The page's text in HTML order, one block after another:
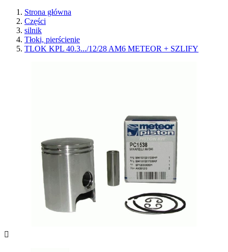
Strona główna
Części
silnik
Tłoki, pierścienie
TLOK KPL 40.3.../12/28 AM6 METEOR + SZLIFY
